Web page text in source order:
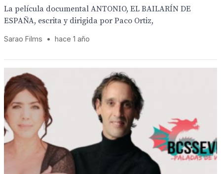
La película documental ANTONIO, EL BAILARÍN DE
ESPAÑA, escrita y dirigida por Paco Ortiz,
Sarao Films • hace 1 año